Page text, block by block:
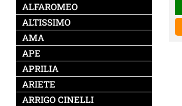
ALFAROMEO
ALTISSIMO
AMA
APE
APRILIA
ARIETE
ARRIGO CINELLI